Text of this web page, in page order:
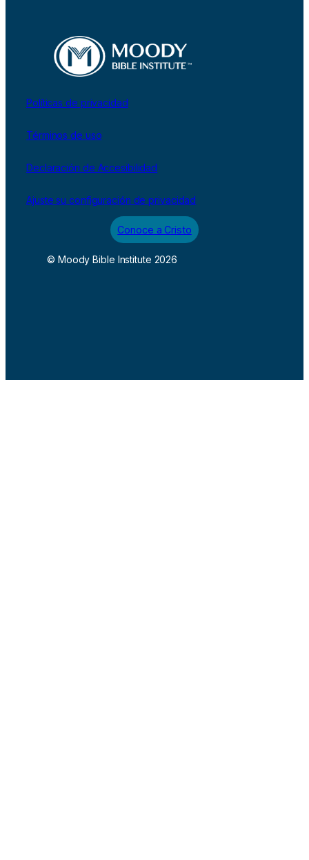
Políticas de privacidad
Términos de uso
Declaración de Accesibilidad
Ajuste su configuración de privacidad
Conoce a Cristo
© Moody Bible Institute 2026